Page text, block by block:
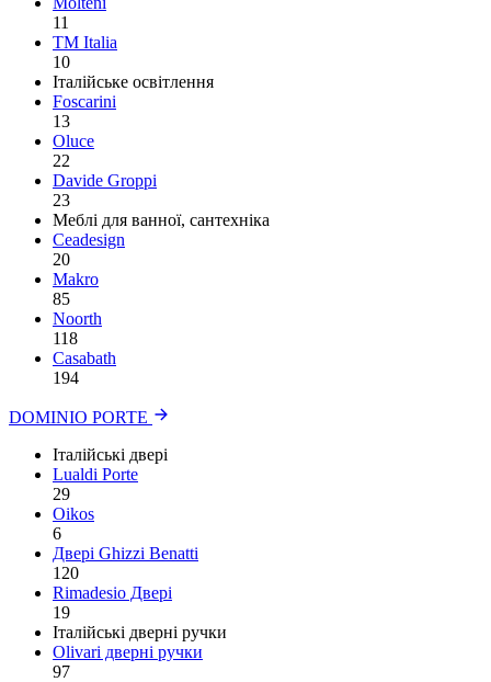
11
TM Italia
10
Італійське освітлення
Foscarini
13
Oluce
22
Davide Groppi
23
Меблі для ванної, сантехніка
Ceadesign
20
Makro
85
Noorth
118
Сasabath
194
DOMINIO PORTE
Італійські двері
Lualdi Porte
29
Oikos
6
Двері Ghizzi Benatti
120
Rimadesio Двері
19
Італійські дверні ручки
Olivari дверні ручки
97